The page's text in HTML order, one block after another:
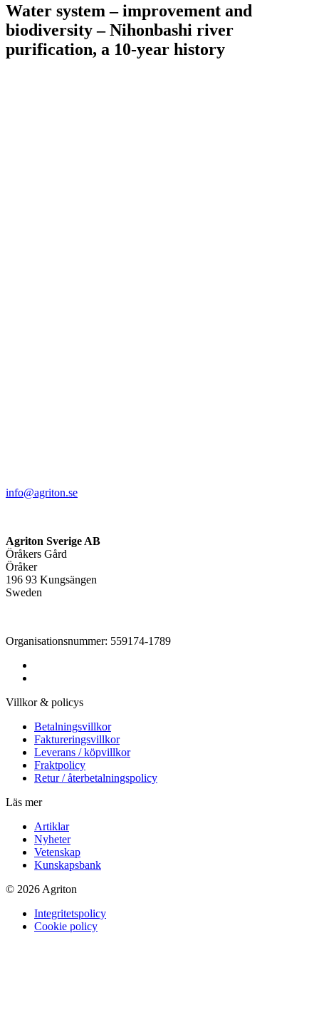
Water system – improvement and
biodiversity – Nihonbashi river
purification, a 10-year history
info@agriton.se
Agriton Sverige AB
Öråkers Gård
Öråker
196 93 Kungsängen
Sweden
Organisationsnummer: 559174-1789
Villkor & policys
Betalningsvillkor
Faktureringsvillkor
Leverans / köpvillkor
Fraktpolicy
Retur / återbetalningspolicy
Läs mer
Artiklar
Nyheter
Vetenskap
Kunskapsbank
© 2026 Agriton
Integritetspolicy
Cookie policy